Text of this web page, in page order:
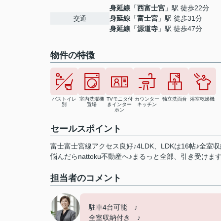
交通
身延線 「西富士宮 」駅 徒歩22分
身延線 「富士宮 」駅 徒歩31分
身延線 「源道寺 」駅 徒歩47分
物件の特徴
バストイレ
別
室内洗濯機
置場
TVモニタ付
きインター
ホン
カウンター
キッチン
独立洗面台 浴室乾燥機
セールスポイント
富士富士宮線アクセス良好♪4LDK、LDKは16帖♪全室
悩んだらnattoku不動産へ♪まるっと全部、引き受けます
担当者のコメント
駐車4台可能 ♪
全室収納付き ♪